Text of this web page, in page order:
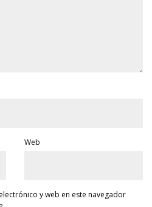
Web
y web en este navegador